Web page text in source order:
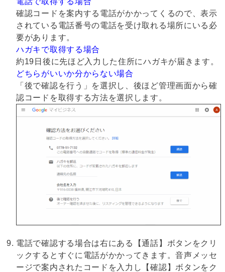
確認コードを案内する電話がかかってくるので、表示
されている電話番号の電話を受け取れる場所にいる必
要があります。
ハガキで取得する場合
約19日後に先ほど入力した住所にハガキが届きます。
どちらがいいか分からない場合
「後で確認を行う」を選択し、後ほど管理画面から確
認コードを取得する方法を選択します。
電話で確認する場合は右にある【通話】ボタンをクリ
ックするとすぐに電話がかかってきます。音声メッセ
ージで案内されたコードを入力し【確認】ボタンをク